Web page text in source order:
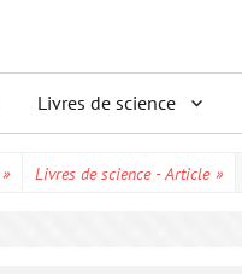
Livres de science
» Livres de science - Article »